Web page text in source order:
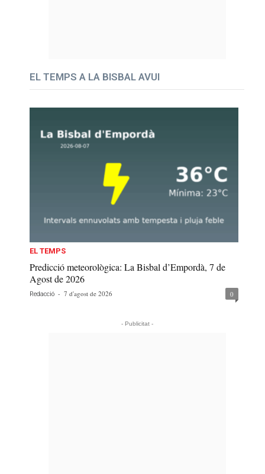
EL TEMPS A LA BISBAL AVUI
EL TEMPS
Predicció meteorològica: La Bisbal d’Empordà, 7 de
Agost de 2026
Redacció - 7 d'agost de 2026 0
- Publicitat -